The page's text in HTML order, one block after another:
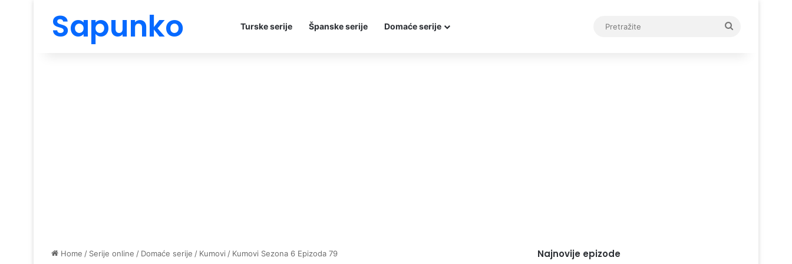
Sapunko Turske serije Španske serije Domaće serije
Home / Serije online / Domaće serije / Kumovi / Kumovi Sezona 6 Epizoda 79 Najnovije epizode